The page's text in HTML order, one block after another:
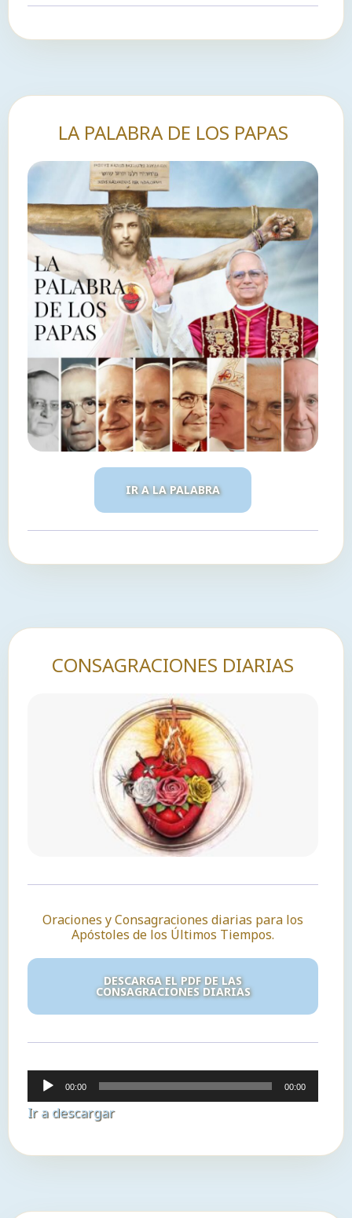
LA PALABRA DE LOS PAPAS
IR A LA PALABRA
CONSAGRACIONES DIARIAS
Oraciones y Consagraciones diarias para los
Apóstoles de los Últimos Tiempos.
DESCARGA EL PDF DE LAS
CONSAGRACIONES DIARIAS
Reproductor
de
audio
00:00 00:00
Ir a descargar